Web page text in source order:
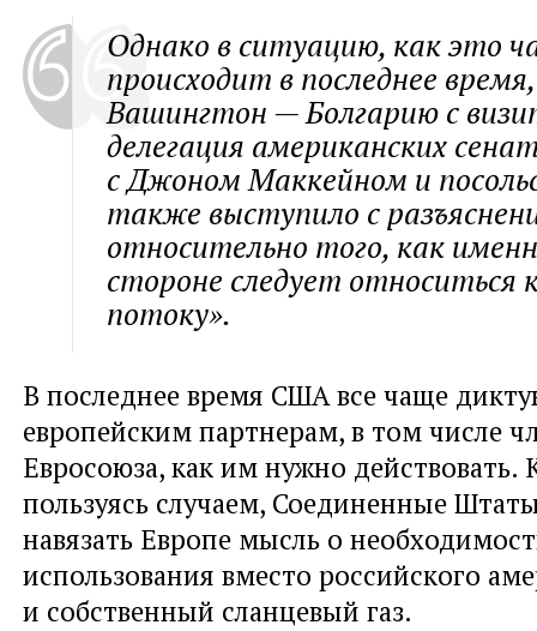
Однако в ситуацию, как это
происходит в последнее
Вашингтон — Болгарию с
делегация американских
с Джоном Маккейном и
также выступило с
относительно того, как
стороне следует
потоку».
В последнее время США все чаще
европейским партнерам, в том числе
Евросоюза, как им нужно действовать.
пользуясь случаем, Соединенные
навязать Европе мысль о
использования вместо российского
и собственный сланцевый газ.